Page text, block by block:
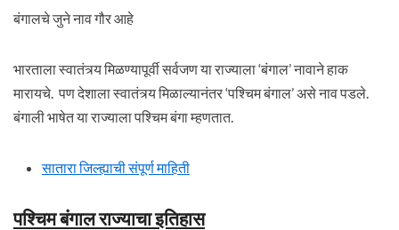
बंगालचे जुने नाव गौर आहे
भारताला स्वातंत्र्य मिळण्यापूर्वी सर्वजण या राज्याला ‘बंगाल’ नावाने हाक
मारायचे. पण देशाला स्वातंत्र्य मिळाल्यानंतर ‘पश्चिम बंगाल’ असे नाव पडले.
बंगाली भाषेत या राज्याला पश्चिम बंगा म्हणतात.
सातारा जिल्ह्याची संपूर्ण माहिती
पश्चिम बंगाल राज्याचा इतिहास